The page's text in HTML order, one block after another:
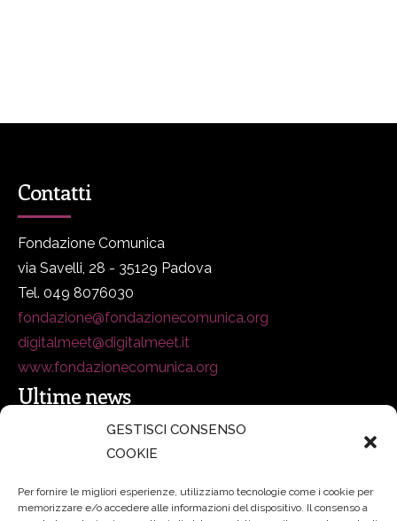
GESTISCI CONSENSO
COOKIE
Per fornire le migliori esperienze, utilizziamo tecnologie come i cookie per
memorizzare e/o accedere alle informazioni del dispositivo. Il consenso a
Contatti
Fondazione Comunica
via Savelli, 28 - 35129 Padova
Tel. 049 8076030
fondazione@fondazionecomunica.org
digitalmeet@digitalmeet.it
www.fondazionecomunica.org
Ultime news
secsolutionforum 2026: è Bologna la nuova capitale